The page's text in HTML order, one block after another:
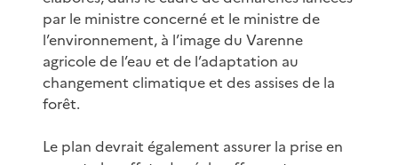
par le ministre concerné et le ministre de
l’environnement, à l’image du Varenne
agricole de l’eau et de l’adaptation au
changement climatique et des assises de la
forêt.
Le plan devrait également assurer la prise en